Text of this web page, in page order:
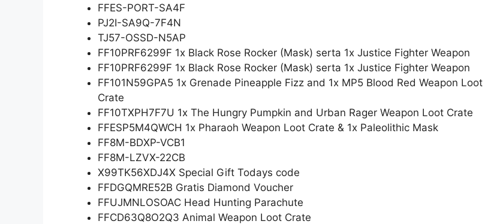
FFES-PORT-SA4F
PJ2I-SA9Q-7F4N
TJ57-OSSD-N5AP
FF10PRF6299F 1x Black Rose Rocker (Mask) serta 1x Justice Fighter Weapon
FF10PRF6299F 1x Black Rose Rocker (Mask) serta 1x Justice Fighter Weapon
FF101N59GPA5 1x Grenade Pineapple Fizz and 1x MP5 Blood Red Weapon Loot
Crate
FF10TXPH7F7U 1x The Hungry Pumpkin and Urban Rager Weapon Loot Crate
FFESP5M4QWCH 1x Pharaoh Weapon Loot Crate & 1x Paleolithic Mask
FF8M-BDXP-VCB1
FF8M-LZVX-22CB
X99TK56XDJ4X Special Gift Todays code
FFDGQMRE52B Gratis Diamond Voucher
FFUJMNLOSOAC Head Hunting Parachute
FFCD63Q8O2Q3 Animal Weapon Loot Crate